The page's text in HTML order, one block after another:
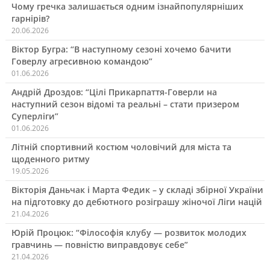
Чому гречка залишається одним ізнайпопулярніших
гарнірів?
20.06.2026
Віктор Бугра: “В наступному сезоні хочемо бачити
Говерлу агресивною командою”
01.06.2026
Андрій Дроздов: “Цілі Прикарпаття-Говерли на
наступний сезон відомі та реальні – стати призером
Суперліги”
01.06.2026
Літній спортивний костюм чоловічий для міста та
щоденного ритму
19.05.2026
Вікторія Даньчак і Марта Федик – у складі збірної України
на підготовку до дебютного розіграшу жіночої Ліги націй
21.04.2026
Юрій Процюк: “Філософія клубу — розвиток молодих
гравчинь — повністю виправдовує себе”
21.04.2026